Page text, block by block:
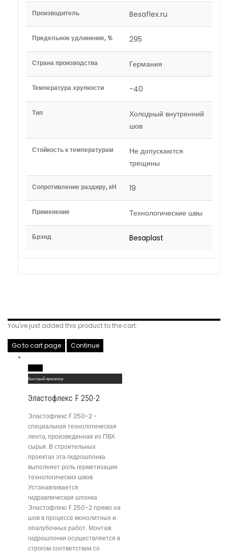
Производитель Besaflex.ru
Предельное удлинение, % 295
Страна производства Германия
Температура хрупкости -40
Тип
Холодный внутренний
шов
Стойкость к температурам
Не допускаются
трещины
Сопротивление раздиру, кН 19
Применение Технологические швы
Брэнд Besaplast
You've just added this product to the cart:
Go to cart page Continue
Быстрый просмотр
Эластофлекс F 250-2
Эластофлекс F 250-2 -
специальная технологическая
лента, произведенная из ПВХ
сырья. В строительных
проектах эта гидрошпонка
выполняет роль герметизации
технологических швов.
Устанавливается
гидравлическая шпонка
Эластофлекс F 250-2 прямо на
шов в процессе монолитных и
опалубочных работ. Монтаж
гидрошпонки осуществляется в
строгом соответствии со